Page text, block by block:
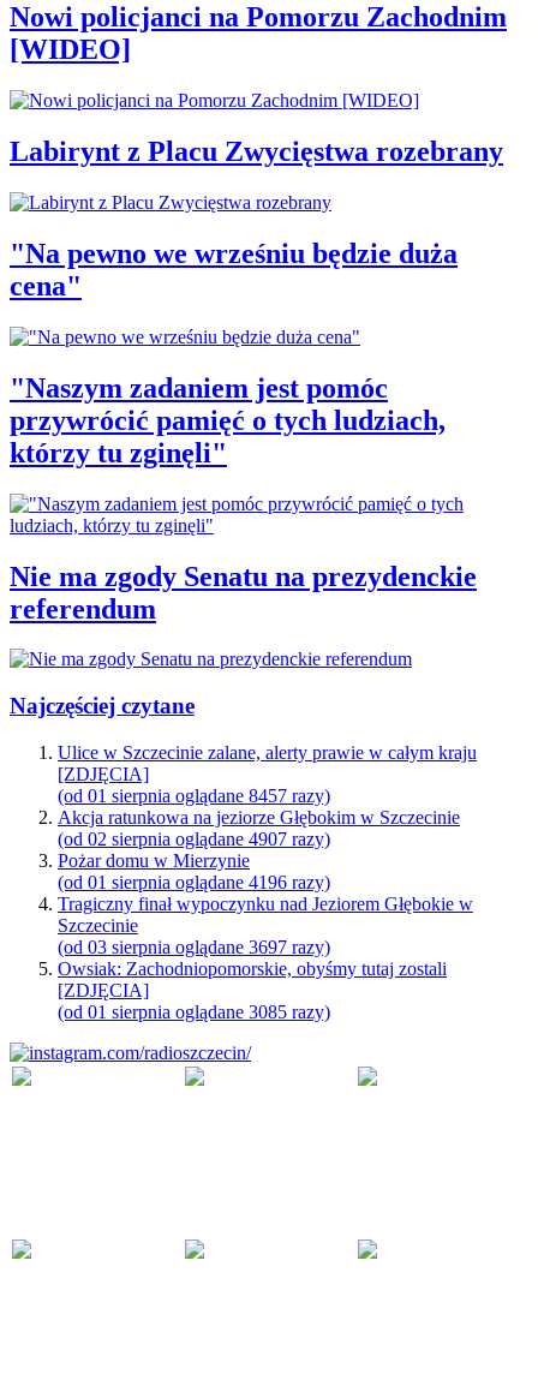
Nowi policjanci na Pomorzu Zachodnim
[WIDEO]
Labirynt z Placu Zwycięstwa rozebrany
"Na pewno we wrześniu będzie duża
cena"
"Naszym zadaniem jest pomóc
przywrócić pamięć o tych ludziach,
którzy tu zginęli"
Nie ma zgody Senatu na prezydenckie
referendum
Najczęściej czytane
Ulice w Szczecinie zalane, alerty prawie w całym kraju
[ZDJĘCIA]
(od 01 sierpnia oglądane 8457 razy)
Akcja ratunkowa na jeziorze Głębokim w Szczecinie
(od 02 sierpnia oglądane 4907 razy)
Pożar domu w Mierzynie
(od 01 sierpnia oglądane 4196 razy)
Tragiczny finał wypoczynku nad Jeziorem Głębokie w
Szczecinie
(od 03 sierpnia oglądane 3697 razy)
Owsiak: Zachodniopomorskie, obyśmy tutaj zostali
[ZDJĘCIA]
(od 01 sierpnia oglądane 3085 razy)